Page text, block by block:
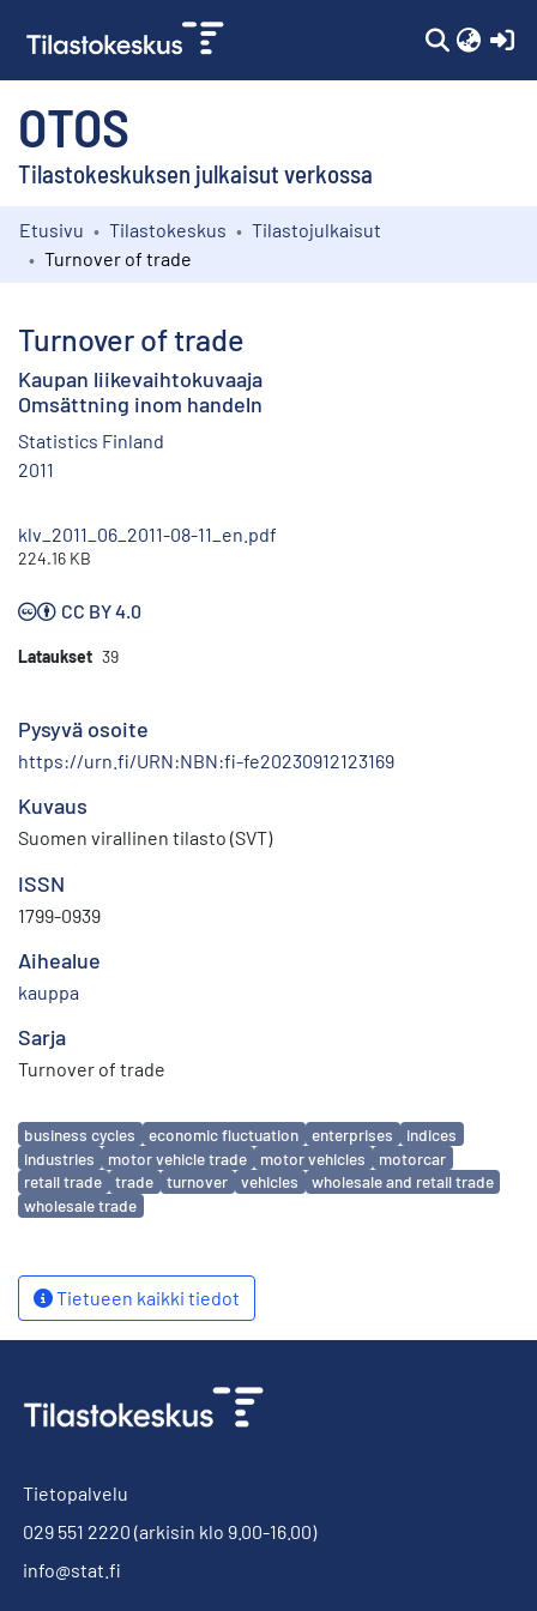
OTOS
Tilastokeskuksen julkaisut verkossa
Kokoelmat
Etusivu Tilastokeskus
Tilastojulkaisut
Turnover of trade
Turnover of trade
Kaupan liikevaihtokuvaaja
Omsättning inom handeln
Statistics Finland
2011
klv_2011_06_2011-08-11_en.pdf
224.16 KB
CC BY 4.0
Lataukset 39
Pysyvä osoite
https://urn.fi/URN:NBN:fi-fe20230912123169
Kuvaus
Suomen virallinen tilasto (SVT)
ISSN
1799-0939
Aihealue
kauppa
Sarja
Turnover of trade
Avainsanat
business cycles economic fluctuation enterprises
indices
industries
motor vehicle trade motor vehicles
motorcar
retail trade
trade turnover vehicles
wholesale and retail trade
wholesale trade
Tietueen kaikki tiedot
Tietopalvelu
029 551 2220 (arkisin klo 9.00-16.00)
info@stat.fi